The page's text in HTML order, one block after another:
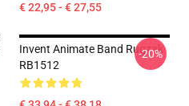
€ 22,95 - € 27,55
Invent Animate Band Rugzak
RB1512
-20%